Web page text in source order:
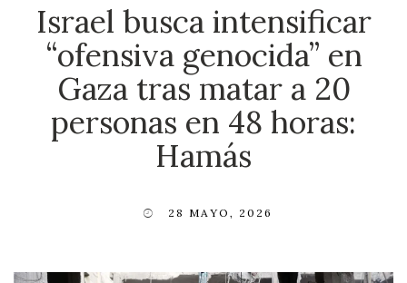
Israel busca intensificar
“ofensiva genocida” en
Gaza tras matar a 20
personas en 48 horas:
Hamás
28 MAYO, 2026